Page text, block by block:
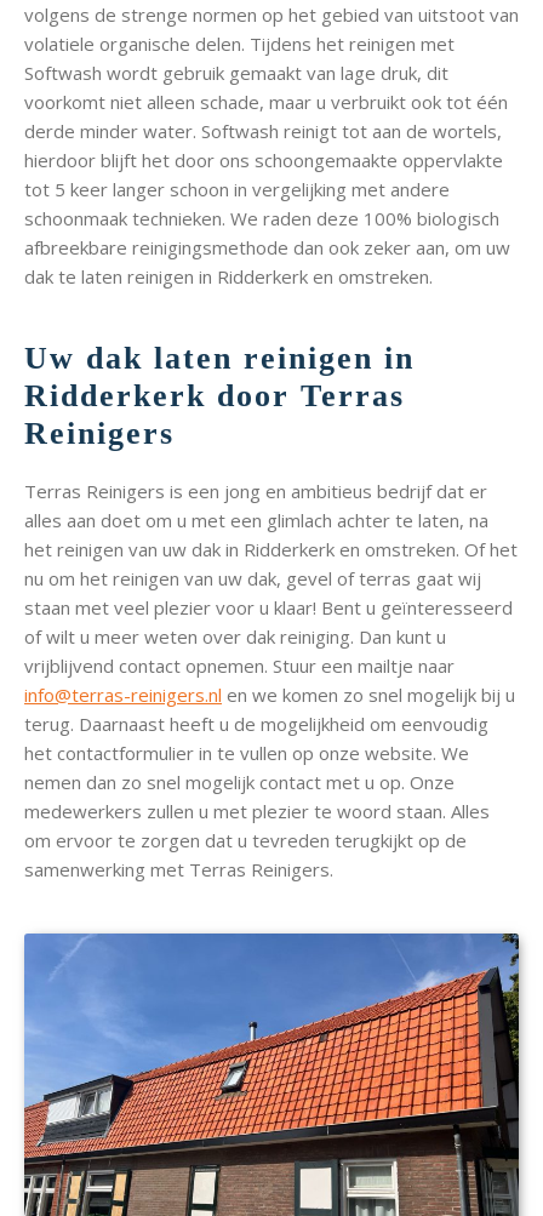
volgens de strenge normen op het gebied van uitstoot van
volatiele organische delen. Tijdens het reinigen met
Softwash wordt gebruik gemaakt van lage druk, dit
voorkomt niet alleen schade, maar u verbruikt ook tot één
derde minder water. Softwash reinigt tot aan de wortels,
hierdoor blijft het door ons schoongemaakte oppervlakte
tot 5 keer langer schoon in vergelijking met andere
schoonmaak technieken. We raden deze 100% biologisch
afbreekbare reinigingsmethode dan ook zeker aan, om uw
dak te laten reinigen in Ridderkerk en omstreken.
Uw dak laten reinigen in
Ridderkerk door Terras
Reinigers
Terras Reinigers is een jong en ambitieus bedrijf dat er
alles aan doet om u met een glimlach achter te laten, na
het reinigen van uw dak in Ridderkerk en omstreken. Of het
nu om het reinigen van uw dak, gevel of terras gaat wij
staan met veel plezier voor u klaar! Bent u geïnteresseerd
of wilt u meer weten over dak reiniging. Dan kunt u
vrijblijvend contact opnemen. Stuur een mailtje naar
info@terras-reinigers.nl en we komen zo snel mogelijk bij u
terug. Daarnaast heeft u de mogelijkheid om eenvoudig
het contactformulier in te vullen op onze website. We
nemen dan zo snel mogelijk contact met u op. Onze
medewerkers zullen u met plezier te woord staan. Alles
om ervoor te zorgen dat u tevreden terugkijkt op de
samenwerking met Terras Reinigers.